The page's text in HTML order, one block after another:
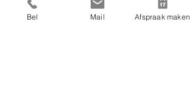
Bel Mail Afspraak maken